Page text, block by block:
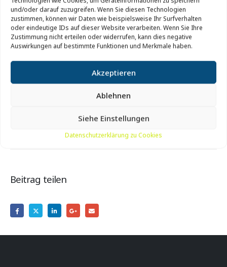
und/oder darauf zuzugreifen. Wenn Sie diesen Technologien
zustimmen, können wir Daten wie beispielsweise Ihr Surfverhalten
oder eindeutige IDs auf dieser Website verarbeiten. Wenn Sie Ihre
Zustimmung nicht erteilen oder widerrufen, kann dies negative
Auswirkungen auf bestimmte Funktionen und Merkmale haben.
Akzeptieren
Ablehnen
Siehe Einstellungen
Datenschutzerklärung zu Cookies
Wir besichtigen die Drehorte innerhalb der Stadtgrenzen, die
im Film vorkommen, und erzählen Anekdoten vor und hinter
der Kamera.
Die Tour ist ca. 4 Kilometer lang, teilweise auf Waldwegen.
Treffpunkt:Unter der großen Kanone vor dem
Bunkermuseum Hanstholm.
Beitrag teilen